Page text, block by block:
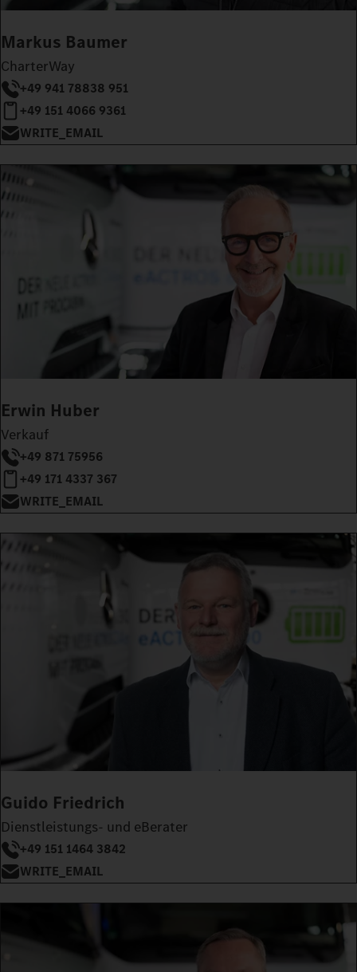
Markus Baumer
CharterWay
+49 941 78838 951
+49 151 4066 9361
WRITE_EMAIL
Erwin Huber
Verkauf
+49 871 75956
+49 171 4337 367
WRITE_EMAIL
Guido Friedrich
Dienstleistungs- und eBerater
+49 151 1464 3842
WRITE_EMAIL